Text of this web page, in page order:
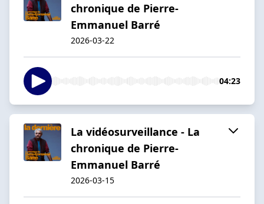
chronique de Pierre-
Emmanuel Barré
2026-03-22
04:23
La vidéosurveillance - La
chronique de Pierre-
Emmanuel Barré
2026-03-15